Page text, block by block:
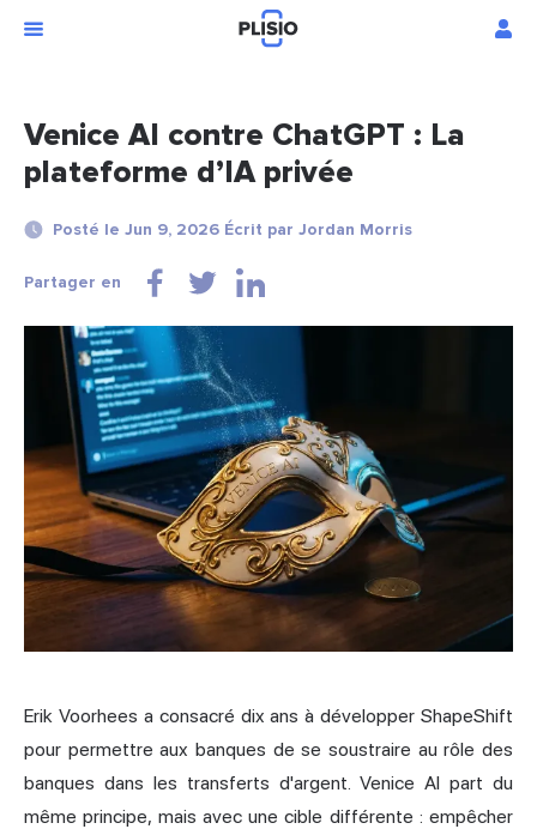
Venice AI contre ChatGPT : La
plateforme d’IA privée
Posté le Jun 9, 2026 Écrit par Jordan Morris
Partager en
Erik Voorhees a consacré dix ans à développer ShapeShift
pour permettre aux banques de se soustraire au rôle des
banques dans les transferts d'argent. Venice AI part du
même principe, mais avec une cible différente : empêcher